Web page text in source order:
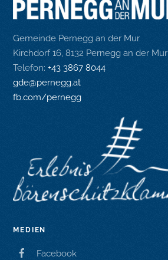
Gemeinde Pernegg an der Mur
Kirchdorf 16, 8132 Pernegg an der Mur
Telefon:+43 3867 8044
gde@pernegg.at
fb.com/pernegg
MEDIEN
Facebook